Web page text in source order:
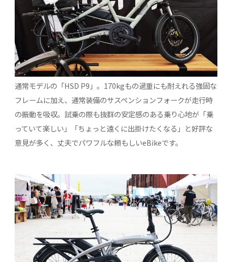
通常モデルの「HSD P9」。170kgもの過重にも耐えれる強固な
フレームに加え、通常装備のサスペンションフォークが走行時
の振動を吸収。試乗の際も抜群の安定感のある乗り心地が「乗
っていて楽しい」「ちょっと遠くに出掛けたくなる」と好評な
意見が多く、丈夫でパワフルな頼もしいeBikeです。